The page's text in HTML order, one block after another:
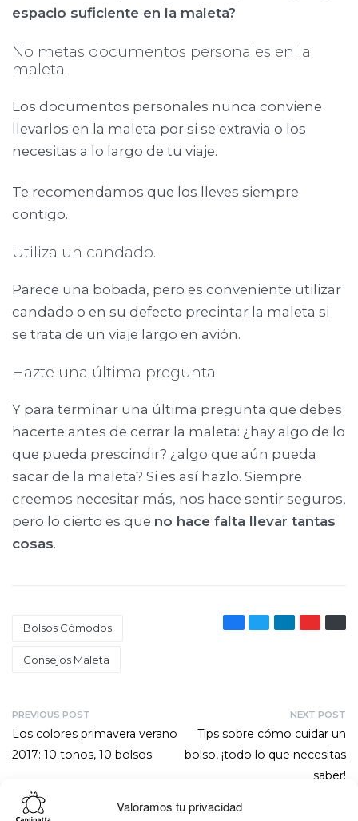
Valoramos tu privacidad
espacio suficiente en la maleta?
No metas documentos personales en la
maleta.
Los documentos personales nunca conviene
llevarlos en la maleta por si se extravia o los
necesitas a lo largo de tu viaje.
Te recomendamos que los lleves siempre
contigo.
Utiliza un candado.
Parece una bobada, pero es conveniente utilizar
candado o en su defecto precintar la maleta si
se trata de un viaje largo en avión.
Hazte una última pregunta.
Y para terminar una última pregunta que debes
hacerte antes de cerrar la maleta: ¿hay algo de lo
que pueda prescindir? ¿algo que aún pueda
sacar de la maleta? Si es así hazlo. Siempre
creemos necesitar más, nos hace sentir seguros,
pero lo cierto es que no hace falta llevar tantas
cosas.
Bolsos Cómodos
Consejos Maleta
PREVIOUS POST
Los colores primavera verano
2017: 10 tonos, 10 bolsos
NEXT POST
Tips sobre cómo cuidar un
bolso, ¡todo lo que necesitas
saber!